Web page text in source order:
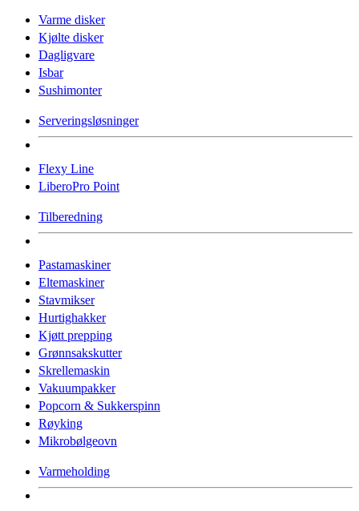
Varme disker
Kjølte disker
Dagligvare
Isbar
Sushimonter
Serveringsløsninger
Flexy Line
LiberoPro Point
Tilberedning
Pastamaskiner
Eltemaskiner
Stavmikser
Hurtighakker
Kjøtt prepping
Grønnsakskutter
Skrellemaskin
Vakuumpakker
Popcorn & Sukkerspinn
Røyking
Mikrobølgeovn
Varmeholding